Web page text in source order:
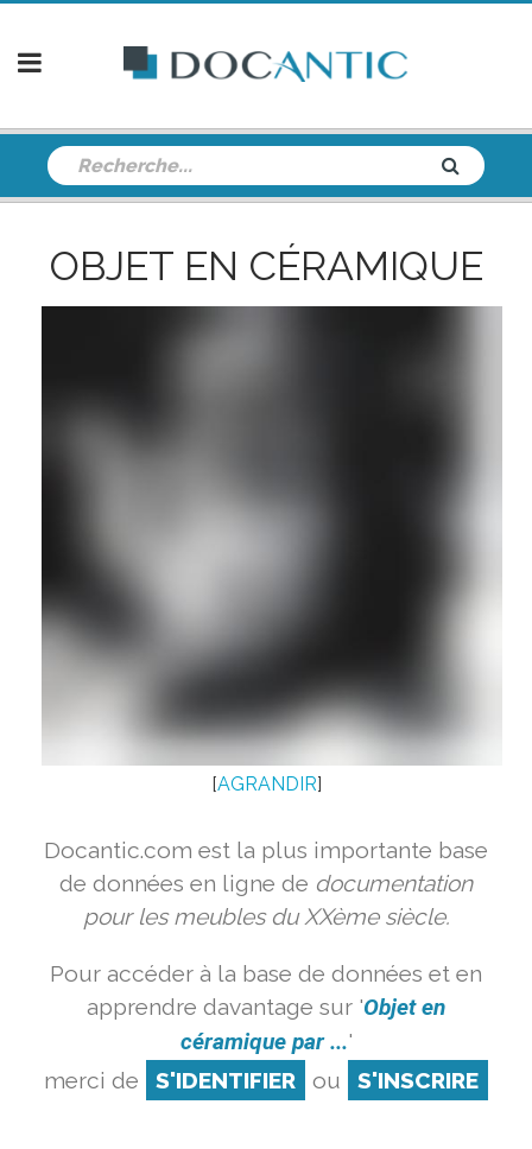
OBJET EN CÉRAMIQUE
[AGRANDIR]
Docantic.com est la plus importante base
de données en ligne de documentation
pour les meubles du XXème siècle.
Pour accéder à la base de données et en
apprendre davantage sur 'Objet en
céramique par ...'
merci de
S'IDENTIFIER ou S'INSCRIRE